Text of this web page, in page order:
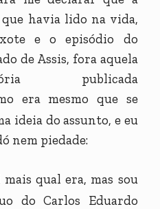
que havia lido na vida,
e o episódio do
de Assis, fora aquela
publicada
era mesmo que se
ideia do assunto, e eu
nem piedade:
qual era, mas sou
do Carlos Eduardo